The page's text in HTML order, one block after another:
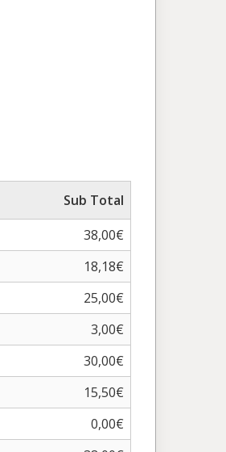
Sub Total
38,00€
18,18€
25,00€
3,00€
30,00€
15,50€
0,00€